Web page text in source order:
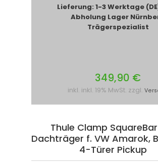
Lieferung: 1-3 Werktage
Abholung Lager
Trägerspezialist
349,90 €
inkl. inkl. 19% MwSt. zzgl.
Thule Clamp
Dachträger f. VW Amarok,
4-Türer Pickup